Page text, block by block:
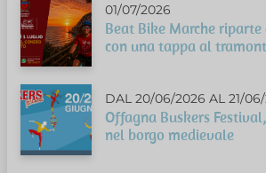
01/07/2026
Beat Bike Marche riparte
con una tappa al
DAL 20/06/2026 AL 21/
Offagna Buskers
nel borgo medievale